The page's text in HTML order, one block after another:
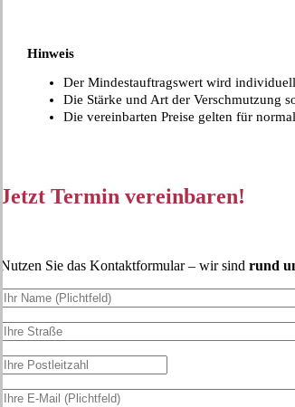
Hinweis
Der Mindestauftragswert wird
Die Stärke und Art der Verschmutzung
Die vereinbarten Preise gelten für
Jetzt Termin vereinbaren!
Nutzen Sie das Kontaktformular – wir sind rund